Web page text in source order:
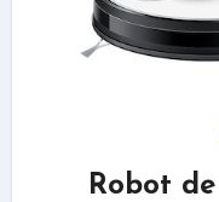
Robot